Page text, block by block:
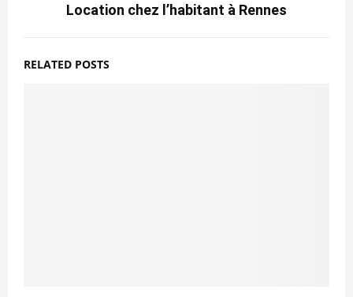
Location chez l’habitant à Rennes
RELATED POSTS